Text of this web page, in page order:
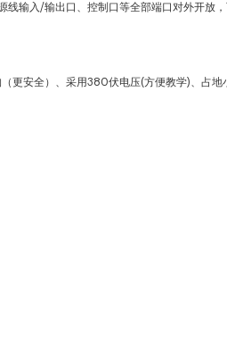
输入/输出口、控制口等全部端口对外开放
更安全）、采用380伏电压(方便教学)、占地